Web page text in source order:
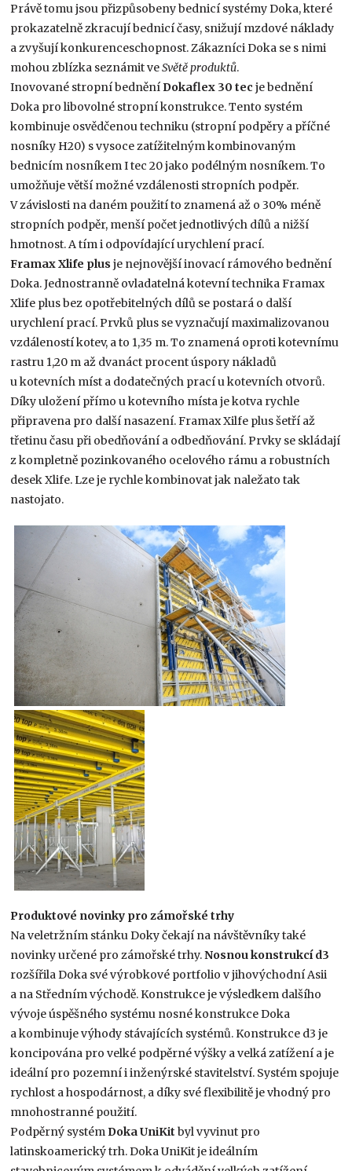
Právě tomu jsou přizpůsobeny bednicí systémy Doka, které
prokazatelně zkracují bednicí časy, snižují mzdové náklady
a zvyšují konkurenceschopnost. Zákazníci Doka se s nimi
mohou zblízka seznámit veSvětě produktů.
Inovované stropní bednění Dokaflex 30 tec je bednění
Doka pro libovolné stropní konstrukce. Tento systém
kombinuje osvědčenou techniku (stropní podpěry a příčné
nosníky H20) s vysoce zatížitelným kombinovaným
bednicím nosníkem I tec 20 jako podélným nosníkem. To
umožňuje větší možné vzdálenosti stropních podpěr.
V závislosti na daném použití to znamená až o 30% méně
stropních podpěr, menší počet jednotlivých dílů a nižší
hmotnost. A tím i odpovídající urychlení prací.
Framax Xlife plus je nejnovější inovací rámového bednění
Doka. Jednostranně ovladatelná kotevní technika Framax
Xlife plus bez opotřebitelných dílů se postará o další
urychlení prací. Prvků plus se vyznačují maximalizovanou
vzdáleností kotev, a to 1,35 m. To znamená oproti kotevnímu
rastru 1,20 m až dvanáct procent úspory nákladů
u kotevních míst a dodatečných prací u kotevních otvorů.
Díky uložení přímo u kotevního místa je kotva rychle
připravena pro další nasazení. Framax Xilfe plus šetří až
třetinu času při obedňování a odbedňování. Prvky se skládají
z kompletně pozinkovaného ocelového rámu a robustních
desek Xlife. Lze je rychle kombinovat jak naležato tak
nastojato.
Produktové novinky pro zámořské trhy
Na veletržním stánku Doky čekají na návštěvníky také
novinky určené pro zámořské trhy.Nosnou konstrukcí d3
rozšířila Doka své výrobkové portfolio v jihovýchodní Asii
a na Středním východě. Konstrukce je výsledkem dalšího
vývoje úspěšného systému nosné konstrukce Doka
a kombinuje výhody stávajících systémů. Konstrukce d3 je
koncipována pro velké podpěrné výšky a velká zatížení a je
ideální pro pozemní i inženýrské stavitelství. Systém spojuje
rychlost a hospodárnost, a díky své flexibilitě je vhodný pro
mnohostranné použití.
Podpěrný systém Doka UniKit byl vyvinut pro
latinskoamerický trh. Doka UniKit je ideálním